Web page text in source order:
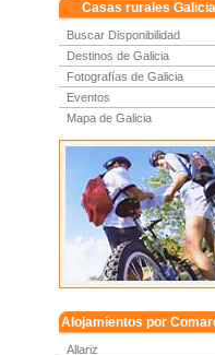
Casas rurales Galicia
Buscar Disponibilidad
Destinos de Galicia
Fotografías de Galicia
Eventos
Mapa de Galicia
Alojamientos por
Allariz